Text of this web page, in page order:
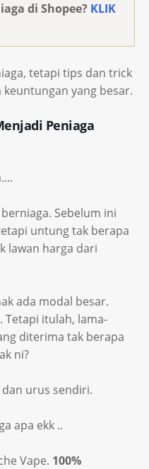
di Shopee? KLIK
tetapi tips dan trick
yang besar.
Peniaga
Sebelum ini
untung tak berapa
lawan harga dari
ada modal besar.
Tetapi itulah, lama-
diterima tak berapa
ni?
urus sendiri.
apa ekk ..
Vape. 100%